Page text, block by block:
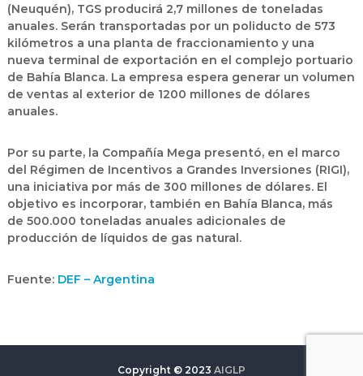
(Neuquén), TGS producirá 2,7 millones de toneladas
anuales. Serán transportadas por un poliducto de 573
kilómetros a una planta de fraccionamiento y una
nueva terminal de exportación en el complejo portuario
de Bahía Blanca. La empresa espera generar un volumen
de ventas al exterior de 1200 millones de dólares
anuales.
Por su parte, la Compañía Mega presentó, en el marco
del Régimen de Incentivos a Grandes Inversiones (RIGI),
una iniciativa por más de 300 millones de dólares. El
objetivo es incorporar, también en Bahía Blanca, más
de 500.000 toneladas anuales adicionales de
producción de líquidos de gas natural.
Fuente: DEF – Argentina
Copyright © 2023 AIGLP